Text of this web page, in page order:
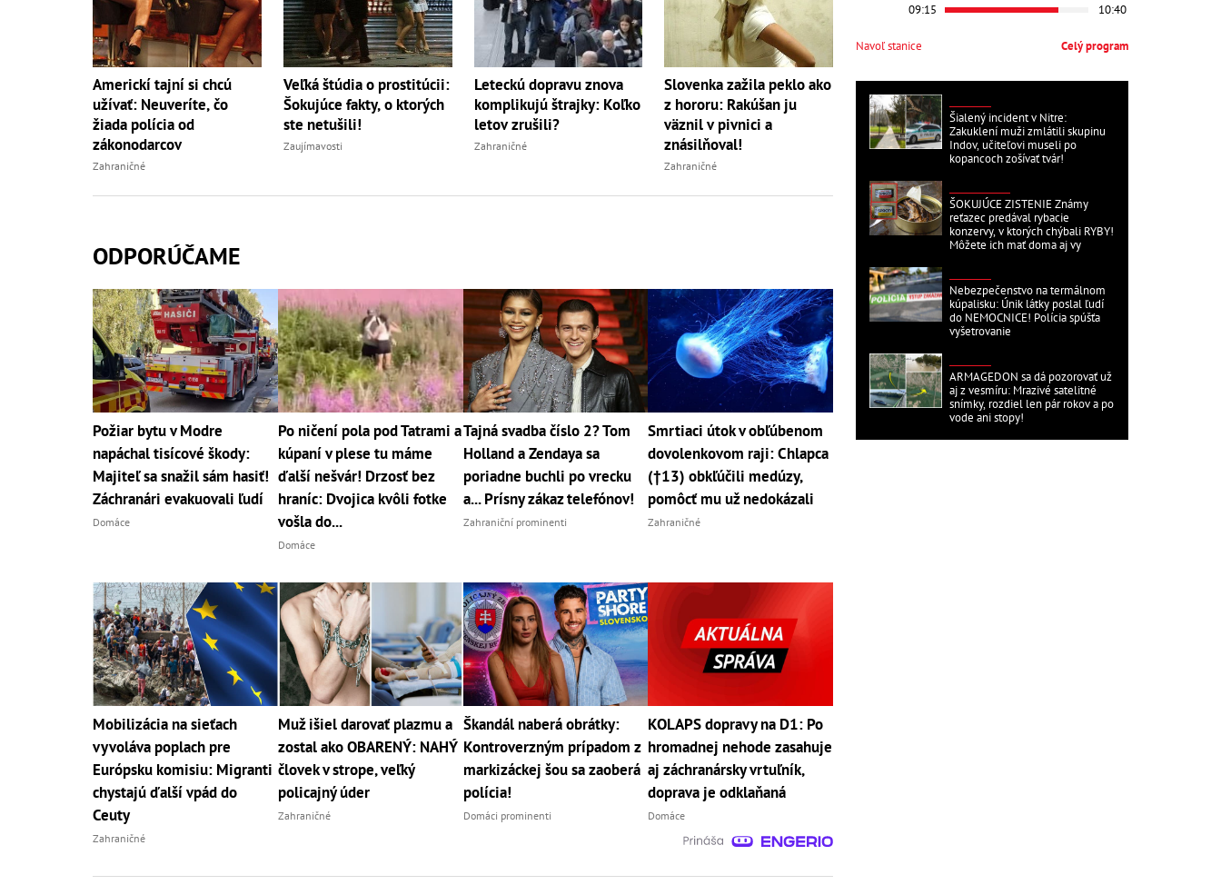
Americkí tajní si chcú
užívať: Neuveríte, čo
žiada polícia od
zákonodarcov
Zahraničné
Veľká štúdia o prostitúcii:
Šokujúce fakty, o ktorých
ste netušili!
Zaujímavosti
Leteckú dopravu znova
komplikujú štrajky: Koľko
letov zrušili?
Zahraničné
Slovenka zažila peklo ako
z hororu: Rakúšan ju
väznil v pivnici a
znásilňoval!
Zahraničné
ODPORÚČAME
Požiar bytu v Modre
napáchal tisícové škody:
Majiteľ sa snažil sám hasiť!
Záchranári evakuovali ľudí
Domáce
Po ničení pola pod Tatrami a
kúpaní v plese tu máme
ďalší nešvár! Drzosť bez
hraníc: Dvojica kvôli fotke
vošla do...
Domáce
Tajná svadba číslo 2? Tom
Holland a Zendaya sa
poriadne buchli po vrecku
a... Prísny zákaz telefónov!
Zahraniční prominenti
Smrtiaci útok v obľúbenom
dovolenkovom raji: Chlapca
(†13) obkľúčili medúzy,
pomôcť mu už nedokázali
Zahraničné
Mobilizácia na sieťach
vyvoláva poplach pre
Európsku komisiu: Migranti
chystajú ďalší vpád do
Ceuty
Zahraničné
Muž išiel darovať plazmu a
zostal ako OBARENÝ: NAHÝ
človek v strope, veľký
policajný úder
Zahraničné
Škandál naberá obrátky:
Kontroverzným prípadom z
markizáckej šou sa zaoberá
polícia!
Domáci prominenti
KOLAPS dopravy na D1: Po
hromadnej nehode zasahuje
aj záchranársky vrtuľník,
doprava je odklaňaná
Domáce
09:15 10:40
Navoľ stanice Celý program
Šialený incident v Nitre:
Zakuklení muži zmlátili skupinu
Indov, učiteľovi museli po
kopancoch zošívať tvár!
ŠOKUJÚCE ZISTENIE Známy
reťazec predával rybacie
konzervy, v ktorých chýbali RYBY!
Môžete ich mať doma aj vy
Nebezpečenstvo na termálnom
kúpalisku: Únik látky poslal ľudí
do NEMOCNICE! Polícia spúšťa
vyšetrovanie
ARMAGEDON sa dá pozorovať už
aj z vesmíru: Mrazivé satelitné
snímky, rozdiel len pár rokov a po
vode ani stopy!